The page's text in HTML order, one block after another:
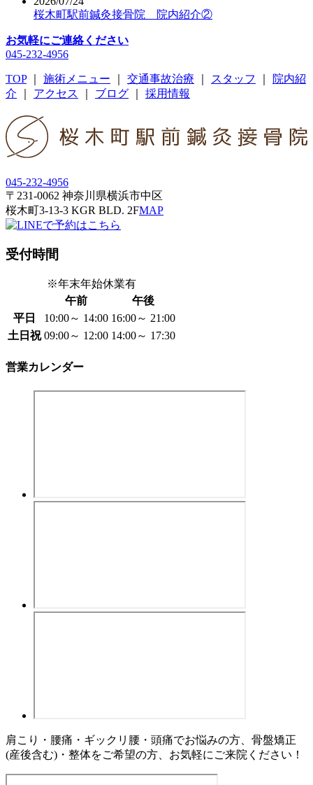
桜木町駅前鍼灸接骨院 院内紹介②
お気軽にご連絡ください
045-232-4956
TOP｜ 施術メニュー 交通事故治療 スタッフ
院内紹
介
アクセス ブログ 採用情報
045-232-4956
〒231-0062 神奈川県横浜市中区
桜木町3-13-3 KGR BLD. 2FMAP
受付時間
午前
午後
平日
10:00～ 14:00 16:00～ 21:00
土日祝 09:00～ 12:00 14:00～ 17:30
※年末年始休業有
営業カレンダー
肩こり・腰痛・ギックリ腰・頭痛でお悩みの方、骨盤矯正
(産後含む)・整体をご希望の方、お気軽にご来院ください！